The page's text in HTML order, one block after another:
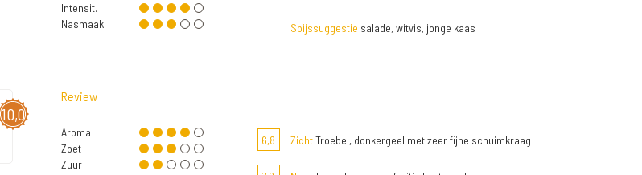
Intensit.
Nasmaak
Spijssuggestie salade, witvis, jonge kaas
10,0
Review
Aroma
Zoet
Zuur
6,8 ZichtTroebel, donkergeel met zeer fijne schuimkraag